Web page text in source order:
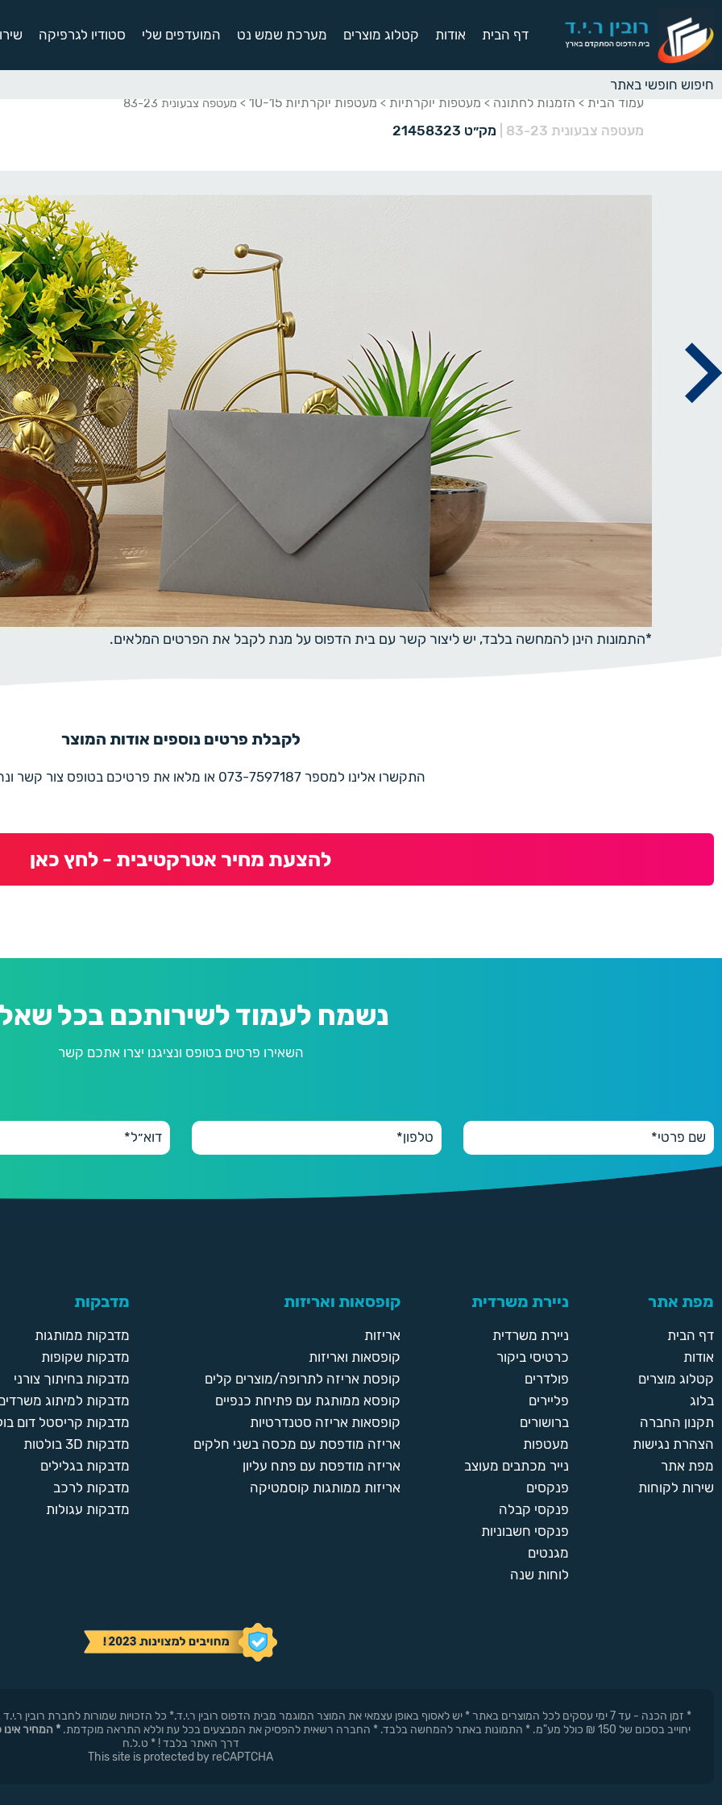
דף הבית אודות קטלוג מוצרים מערכת שמש נט המועדפים שלי סטודיו לגרפיקה
עמוד הבית > הזמנות לחתונה > מעטפות יוקרתיות > מעטפות יוקרתיות 10-15 > מעטפה צבעונית 83-23
מעטפה צבעונית 83-23 מק״ט 21458323
*התמונות הינן להמחשה בלבד, יש ליצור קשר עם בית הדפוס על מנת לקבל את הפרטים המלאים.
לקבלת פרטים נוספים אודות המוצר
התקשרו אלינו למספר 073-7597187 או מלאו את פרטיכם בטופס צור קשר ונחזור בהקדם
להצעת מחיר אטרקטיבית - לחץ כאן
נשמח לעמוד לשירותכם בכל
השאירו פרטים בטופס ונציגנו יצרו אתכם קשר
מפת אתר
דף הבית
אודות
קטלוג מוצרים
בלוג
תקנון החברה
הצהרת נגישות
מפת אתר
שירות לקוחות
ניירת משרדית
ניירת משרדית
כרטיסי ביקור
פולדרים
פליירים
ברושורים
מעטפות
נייר מכתבים מעוצב
פנקסים
פנקסי קבלה
פנקסי חשבוניות
מגנטים
לוחות שנה
קופסאות ואריזות
אריזות
קופסאות ואריזות
קופסת אריזה לתרופה/מוצרים קלים
קופסא ממותגת עם פתיחת כנפיים
קופסאות אריזה סטנדרטיות
אריזה מודפסת עם מכסה בשני חלקים
אריזה מודפסת עם פתח עליון
אריזות ממותגות קוסמטיקה
מדבקות
מדבקות ממותגות
מדבקות שקופות
מדבקות בחיתוך צורני
מדבקות למיתוג
מדבקות קריסטל דום
מדבקות 3D בולטות
מדבקות בגלילים
מדבקות לרכב
מדבקות עגולות
* זמן הכנה - עד 7 ימי עסקים לכל המוצרים באתר * יש לאסוף באופן עצמאי את המוצר המוגמר מבית הדפוס רובין ר.י.ד.* כל הזכויות שמורות לחברת
יחוייב בסכום של 150 ₪ כולל מע"מ. * התמונות באתר להמחשה בלבד. * החברה רשאית להפסיק את המבצעים בכל עת וללא התראה מוקדמת.
* המחיר
דרך האתר בלבד ! * ט.ל.ח
This site is protected by reCAPTCHA